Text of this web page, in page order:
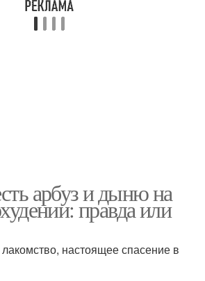
арбуз и дыню на
правда или
настоящее спасение в